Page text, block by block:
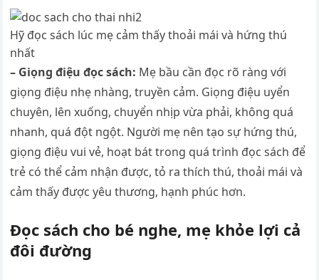
Hỹ đọc sách lúc mẹ cảm thấy thoải mái và hứng thú
nhất
– Giọng điệu đọc sách: Mẹ bầu cần đọc rõ ràng với
giọng điệu nhẹ nhàng, truyền cảm. Giọng điệu uyển
chuyên, lên xuống, chuyển nhịp vừa phải, không quá
nhanh, quá đột ngột. Người mẹ nên tạo sự hứng thú,
giọng điệu vui vẻ, hoạt bát trong quá trình đọc sách để
trẻ có thể cảm nhận được, tỏ ra thích thú, thoải mái và
cảm thấy được yêu thương, hạnh phúc hơn.
Đọc sách cho bé nghe, mẹ khỏe lợi cả
đôi đường